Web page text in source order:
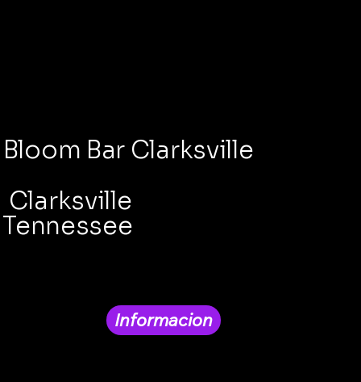
Bloom Bar Clarksville
Tennessee
Clarksville
Informacion